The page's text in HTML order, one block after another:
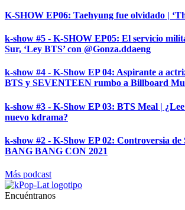
K-SHOW EP06: Taehyung fue olvidado |
k-show #5 - K-SHOW EP05: El servicio
Sur, ‘Ley BTS’ con @Gonza.ddaeng
k-show #4 - K-Show EP 04: Aspirante a
BTS y SEVENTEEN rumbo a Billboard
k-show #3 - K-Show EP 03: BTS Meal |
nuevo kdrama?
k-show #2 - K-Show EP 02: Controversia de
BANG BANG CON 2021
Más podcast
Encuéntranos